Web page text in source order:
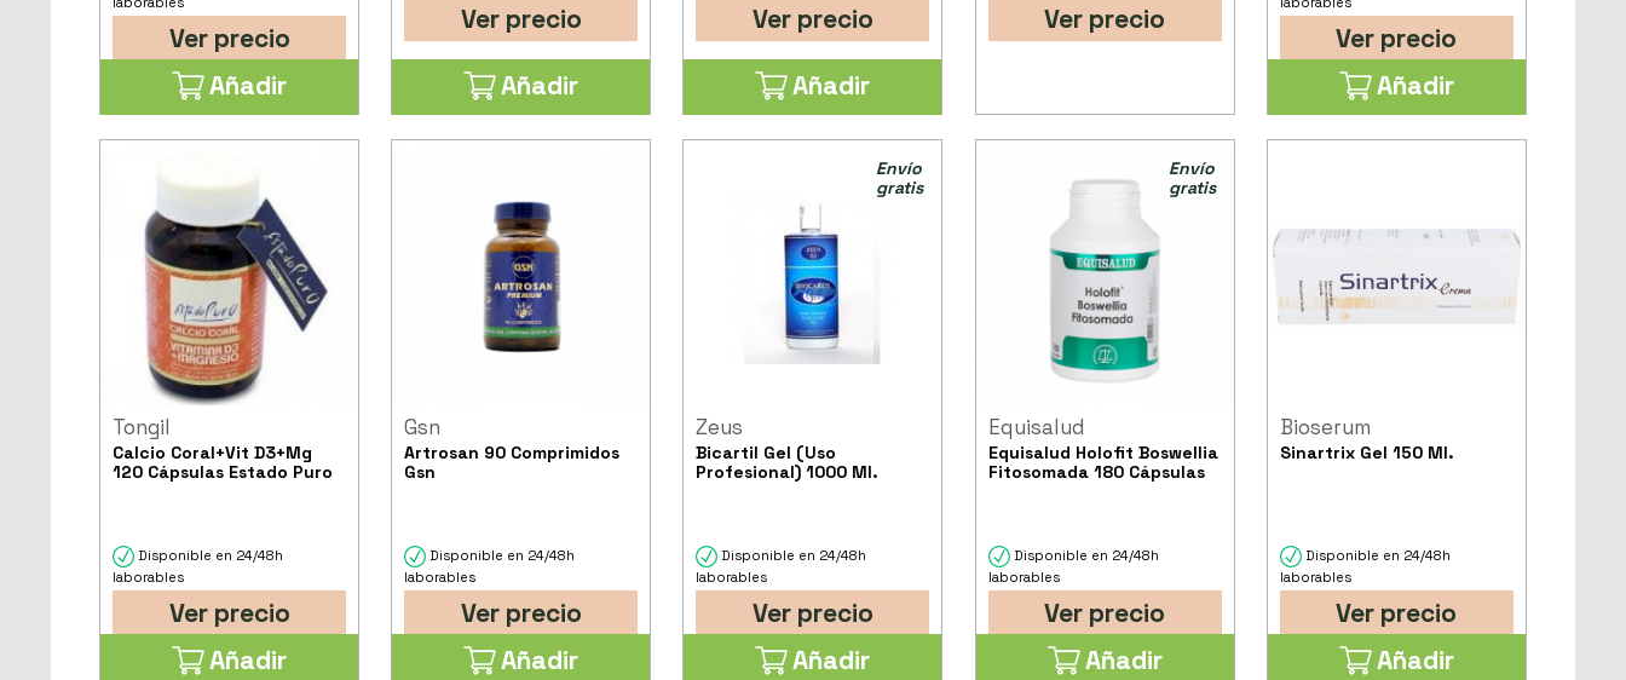
Ver precio
Añadir
Ver precio
Añadir
Ver precio
Añadir
Ver precio
Ver precio
Añadir
Tongil
Calcio Coral+Vit D3+Mg
120 Cápsulas Estado Puro
Disponible en 24/48h
laborables
Ver precio
Añadir
Gsn
Artrosan 90 Comprimidos
Gsn
Disponible en 24/48h
laborables
Ver precio
Añadir
Zeus
Bicartil Gel (Uso
Profesional) 1000 Ml.
Envío
gratis
Disponible en 24/48h
laborables
Ver precio
Añadir
Equisalud
Equisalud Holofit Boswellia
Fitosomada 180 Cápsulas
Envío
gratis
Disponible en 24/48h
laborables
Ver precio
Añadir
Bioserum
Sinartrix Gel 150 Ml.
Disponible en 24/48h
laborables
Ver precio
Añadir